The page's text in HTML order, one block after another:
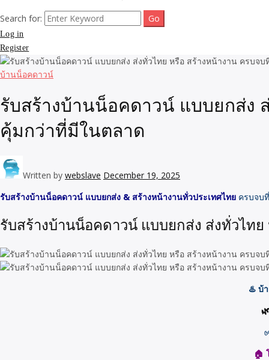
Search for:
Log in
Register
บ้านน็อคดาวน์
รับสร้างบ้านน็อคดาวน์ แบบยกส่ง
คุ้มกว่าที่มีในตลาด
Written by webslave December 19, 2025
รับสร้างบ้านน็อคดาวน์ แบบยกส่ง & สร้างหน้างานทั่วประเทศไทย ครบจบ
รับสร้างบ้านน็อคดาวน์ แบบยกส่ง ส่งทั่วไท
♨️ บ้
🏠